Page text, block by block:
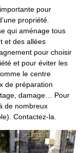
pour
propriété.
qui aménage tous
et des allées
pour choisir
et pour éviter les
le centre
de préparation
damage… Pour
de nombreux
Contactez-la.